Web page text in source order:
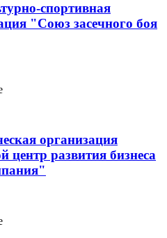
спортивная
"Союз засечного боя
организация
центр развития бизнеса